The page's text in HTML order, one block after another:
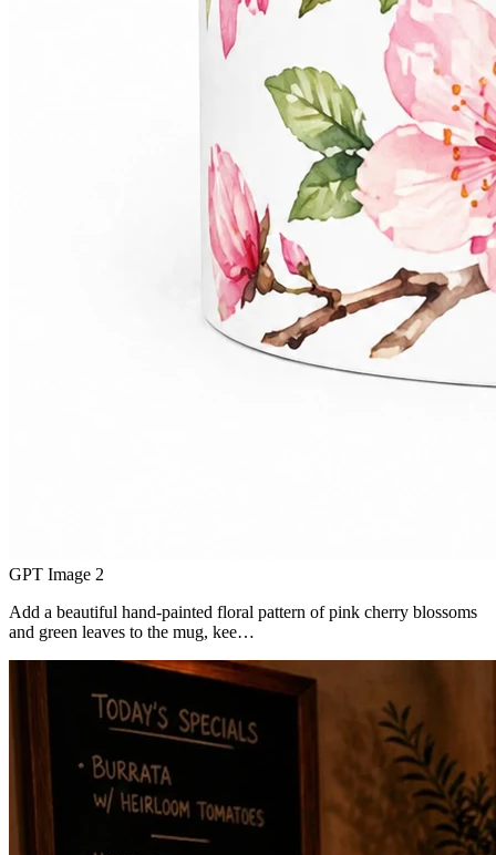
GPT Image 2
Add a beautiful hand-painted floral pattern of pink cherry blossoms
and green leaves to the mug, kee…